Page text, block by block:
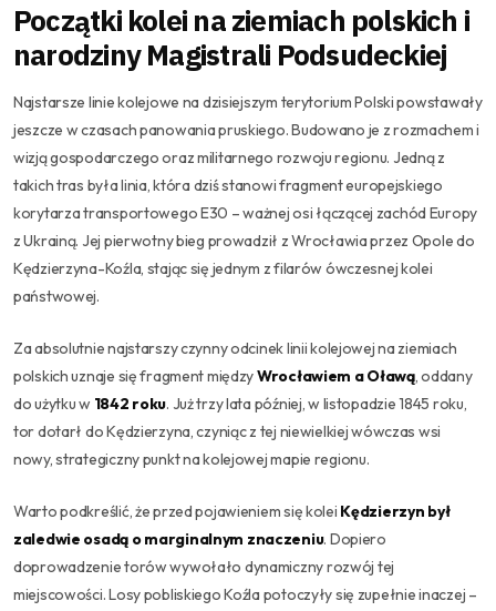
Początki kolei na ziemiach polskich i
narodziny Magistrali Podsudeckiej
Najstarsze linie kolejowe na dzisiejszym terytorium Polski powstawały
jeszcze w czasach panowania pruskiego. Budowano je z rozmachem i
wizją gospodarczego oraz militarnego rozwoju regionu. Jedną z
takich tras była linia, która dziś stanowi fragment europejskiego
korytarza transportowego E30 – ważnej osi łączącej zachód Europy
z Ukrainą. Jej pierwotny bieg prowadził z Wrocławia przez Opole do
Kędzierzyna-Koźla, stając się jednym z filarów ówczesnej kolei
państwowej.
Za absolutnie najstarszy czynny odcinek linii kolejowej na ziemiach
polskich uznaje się fragment międzyWrocławiem a Oławą, oddany
do użytku w 1842 roku. Już trzy lata później, w listopadzie 1845 roku,
tor dotarł do Kędzierzyna, czyniąc z tej niewielkiej wówczas wsi
nowy, strategiczny punkt na kolejowej mapie regionu.
Warto podkreślić, że przed pojawieniem się kolei Kędzierzyn był
zaledwie osadą o marginalnym znaczeniu. Dopiero
doprowadzenie torów wywołało dynamiczny rozwój tej
miejscowości. Losy pobliskiego Koźla potoczyły się zupełnie inaczej –